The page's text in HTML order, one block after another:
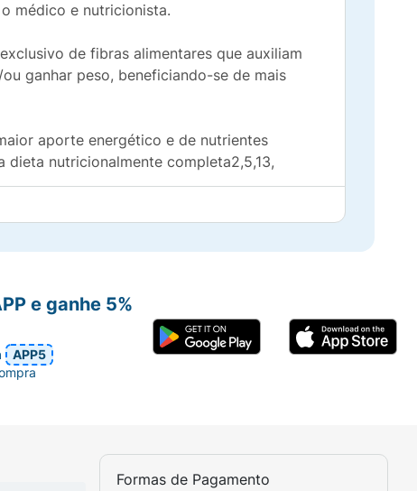
médico e nutricionista.
de fibras alimentares que auxiliam
ganhar peso, beneficiando-se de mais
aporte energético e de nutrientes
nutricionalmente completa2,5,13,
conforme a recomendação de um
As quantidades de consumo devem
Formas de Pagamento
e ganhe 5%
APP5